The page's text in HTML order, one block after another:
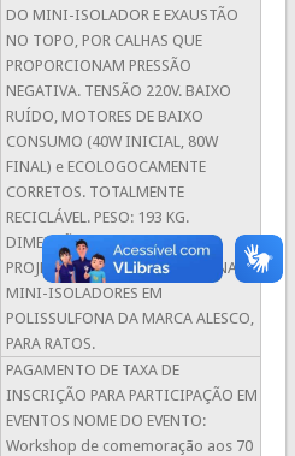
DO MINI-ISOLADOR E EXAUSTÃO
NO TOPO, POR CALHAS QUE
PROPORCIONAM PRESSÃO
NEGATIVA. TENSÃO 220V. BAIXO
RUÍDO, MOTORES DE BAIXO
CONSUMO (40W INICIAL, 80W
FINAL) e ECOLOGOCAMENTE
CORRETOS. TOTALMENTE
RECICLÁVEL. PESO: 193 KG.
DIMENSÕES: 210 x 205x103.
PROJETADO PARA RECEBER APENAS
MINI-ISOLADORES EM
POLISSULFONA DA MARCA ALESCO,
PARA RATOS.​
PAGAMENTO DE TAXA DE
INSCRIÇÃO PARA PARTICIPAÇÃO EM
EVENTOS NOME DO EVENTO:
Workshop de comemoração aos 70